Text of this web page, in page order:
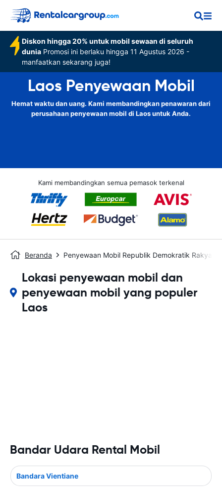
Diskon hingga 20% untuk mobil sewaan di seluruh
dunia Promosi ini berlaku hingga 11 Agustus 2026 -
manfaatkan sekarang juga!
Laos Penyewaan Mobil
Hemat waktu dan uang. Kami membandingkan penawaran dari
perusahaan penyewaan mobil di Laos untuk Anda.
Kami membandingkan semua pemasok terkenal
Beranda Penyewaan Mobil Republik Demokratik Rakyat
Lokasi penyewaan mobil dan
penyewaan mobil yang populer
Laos
Bandar Udara Rental Mobil
Bandara Vientiane